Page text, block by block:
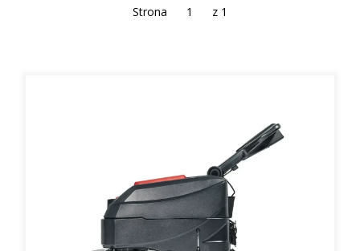
Strona z 1